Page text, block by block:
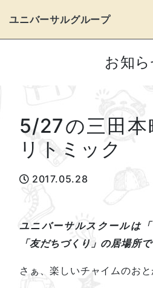
ユニバーサルグループ
お知ら
5/27の三田本
リトミック
2017.05.28
ユニバーサルスクールは
「友だちづくり」の居場所で
さぁ、楽しいチャイムのおと